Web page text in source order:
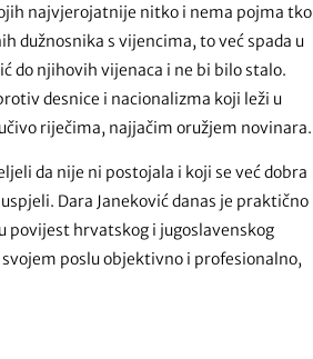
najvjerojatnije nitko i nema pojma tko
dužnosnika s vijencima, to već spada u
do njihovih vijenaca i ne bi bilo stalo.
desnice i nacionalizma koji leži u
riječima, najjačim oružjem novinara.
da nije ni postojala i koji se već dobra
Dara Janeković danas je praktično
povijest hrvatskog i jugoslavenskog
poslu objektivno i profesionalno,